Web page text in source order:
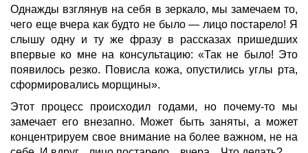
Однажды взглянув на себя в зеркало, мы замечаем то,
чего еще вчера как будто не было — лицо постарело! Я
слышу одну и ту же фразу в рассказах пришедших
впервые ко мне на консультацию: «Так не было! Это
появилось резко. Повисла кожа, опустились углы рта,
сформировались морщины».
Этот процесс происходил годами, но почему-то мы
замечает его внезапно. Может быть заняты, а может
концентрируем свое внимание на более важном, не на